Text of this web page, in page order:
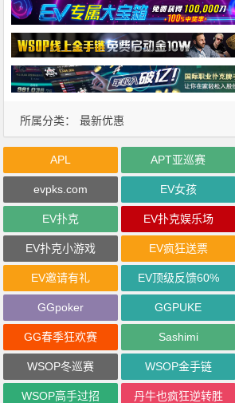
所属分类： 最新优惠
APL APT亚巡赛
evpks.com EV女孩
EV扑克 EV扑克娱乐场
EV扑克小游戏 EV疯狂送票
EV邀请有礼 EV顶级反馈60%
GGpoker GGPUKE
GG春季狂欢赛 Sashimi
WSOP冬巡赛 WSOP金手链
WSOP高手过招 丹牛也疯狂逆转胜